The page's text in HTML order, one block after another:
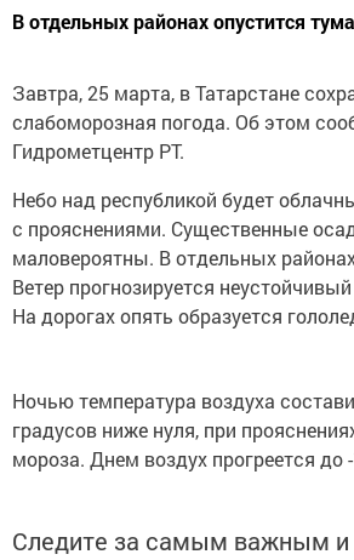
В отдельных районах опустится
Завтра, 25 марта, в Татарстане
слабоморозная погода. Об этом
Гидрометцентр РТ.
Небо над республикой будет
с прояснениями. Существенные
маловероятны. В отдельных
Ветер прогнозируется
На дорогах опять образуется
Ночью температура воздуха
градусов ниже нуля, при
мороза. Днем воздух прогреется до
Следите за самым важным